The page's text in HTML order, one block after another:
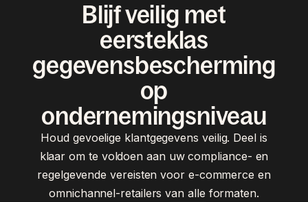
Blijf veilig met
eersteklas
gegevensbescherming
op
ondernemingsniveau
Houd gevoelige klantgegevens veilig. Deel is
klaar om te voldoen aan uw compliance- en
regelgevende vereisten voor e-commerce en
omnichannel-retailers van alle formaten.